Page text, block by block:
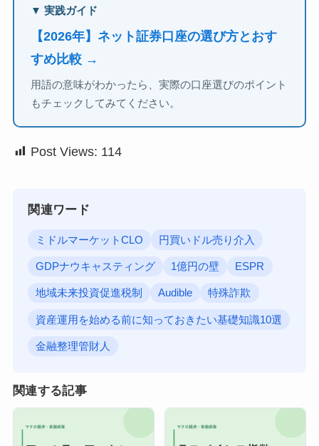
▼ 実践ガイド
【2026年】ネット証券口座の選び方とおす
すめ比較 →
用語の意味がわかったら、実際の口座選びのポイント
もチェックしてみてください。
Post Views: 114
関連ワード
ミドルマーケットCLO 円買いドル売り介入
GDPナウキャスティング 1億円の壁 ESPR
地域未来投資促進税制 Audible 特殊詐欺
資産運用を始める前に知っておきたい基礎知識10選
金融整理管財人
関連する記事